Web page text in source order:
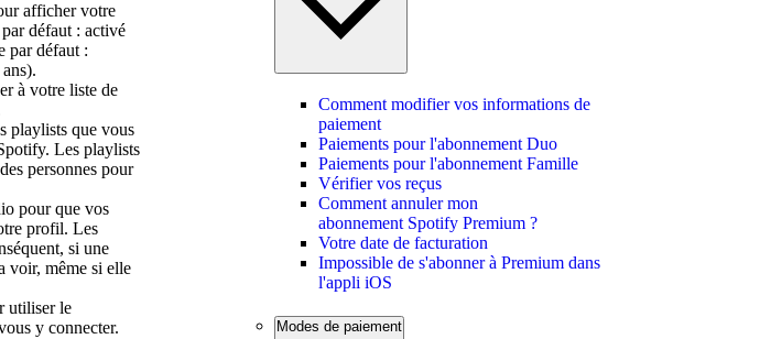
afficher votre
défaut : activé
par défaut :
à votre liste de
playlists que vous
Les playlists
personnes pour
pour que vos
profil. Les
si une
voir, même si elle
utiliser le
y connecter.
Comment modifier vos informations de
paiement
Paiements pour l'abonnement Duo
Paiements pour l'abonnement Famille
Vérifier vos reçus
Comment annuler mon
abonnement Spotify Premium ?
Votre date de facturation
Impossible de s'abonner à Premium dans
l'appli iOS
Modes de paiement